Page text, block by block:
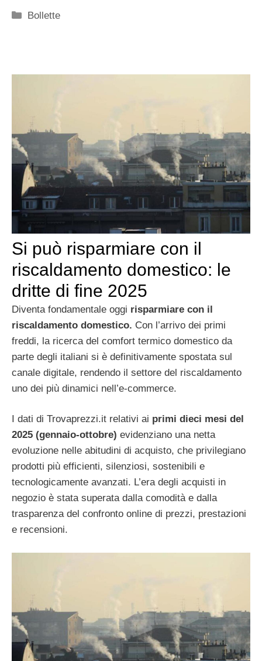
Categorie
Bollette
Si può risparmiare con il
riscaldamento domestico: le
dritte di fine 2025
Diventa fondamentale oggi risparmiare con il
riscaldamento domestico. Con l’arrivo dei primi
freddi, la ricerca del comfort termico domestico da
parte degli italiani si è definitivamente spostata sul
canale digitale, rendendo il settore del riscaldamento
uno dei più dinamici nell’e-commerce.
I dati di Trovaprezzi.it relativi ai primi dieci mesi del
2025 (gennaio-ottobre) evidenziano una netta
evoluzione nelle abitudini di acquisto, che privilegiano
prodotti più efficienti, silenziosi, sostenibili e
tecnologicamente avanzati. L’era degli acquisti in
negozio è stata superata dalla comodità e dalla
trasparenza del confronto online di prezzi, prestazioni
e recensioni.